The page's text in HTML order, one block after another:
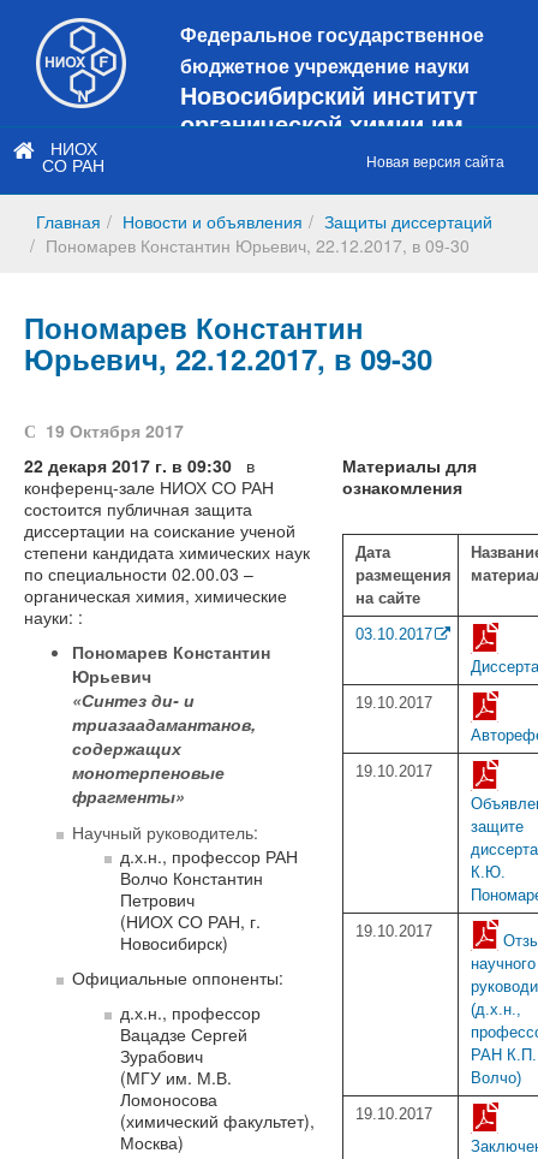
Федеральное государственное
бюджетное учреждение науки
Новосибирский институт
органической химии им.
Н.Н. Ворожцова
сайт
https://web3.nioch.nsc.ru/nioch/
НИОХ
СО РАН Новая версия сайта
Главная Новости и объявления
Защиты диссертаций
Пономарев Константин Юрьевич, 22.12.2017, в 09-30
Пономарев Константин
Юрьевич, 22.12.2017, в 09-30
19 Октября 2017
22 декаря 2017 г. в 09:30
в
конференц-зале НИОХ СО РАН
состоится публичная защита
диссертации на соискание ученой
степени кандидата химических наук
по специальности 02.00.03 –
органическая химия, химические
науки: :
Пономарев Константин
Юрьевич
«Синтез ди- и
триазаадамантанов,
содержащих
монотерпеновые
фрагменты»
Научный руководитель:
д.х.н., профессор РАН
Волчо Константин
Петрович
(НИОХ СО РАН, г.
Новосибирск)
Официальные оппоненты:
д.х.н., профессор
Вацадзе Сергей
Зурабович
(МГУ им. М.В.
Ломоносова
(химический факультет),
Москва)
Материалы для
ознакомления
Дата
размещения
на сайте
03.10.2017
19.10.2017
19.10.2017
защите
К.Ю.
19.10.2017
научного
(д.х.н.,
РАН К.П.
Волчо)
19.10.2017